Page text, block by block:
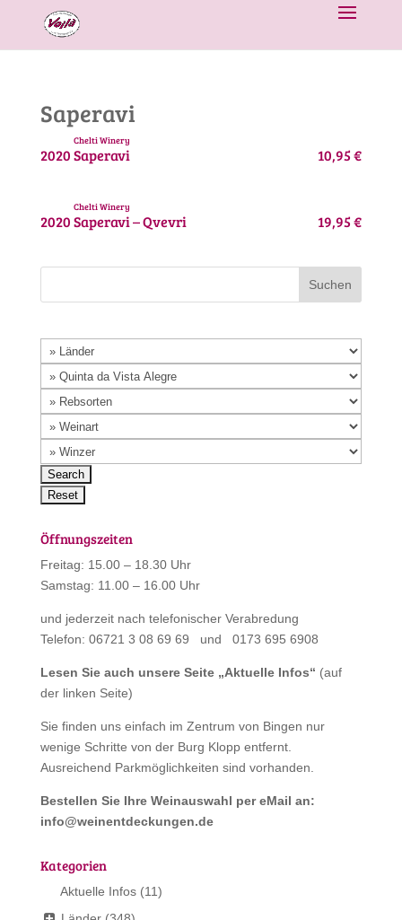
Saperavi
2020
Chelti Winery
Saperavi 10,95 €
2020
Chelti Winery
Saperavi – Qvevri 19,95 €
Öffnungszeiten
Freitag: 15.00 – 18.30 Uhr
Samstag: 11.00 – 16.00 Uhr
und jederzeit nach telefonischer Verabredung
Telefon: 06721 3 08 69 69 und 0173 695 6908
Lesen Sie auch unsere Seite „Aktuelle Infos“ (auf
der linken Seite)
Sie finden uns einfach im Zentrum von Bingen nur
wenige Schritte von der Burg Klopp entfernt.
Ausreichend Parkmöglichkeiten sind vorhanden.
Bestellen Sie Ihre Weinauswahl per eMail an:
info@weinentdeckungen.de
Kategorien
Aktuelle Infos (11)